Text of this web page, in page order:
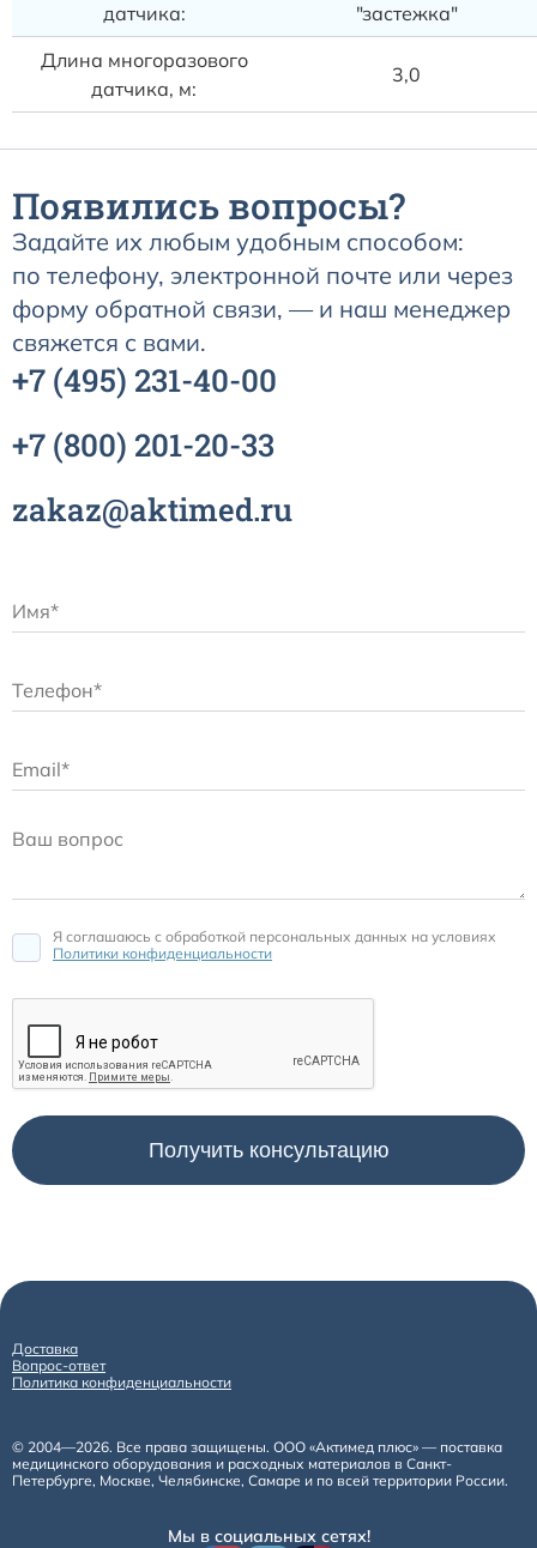
датчика:
"застежка"
Длина многоразового
датчика, м:
3,0
Появились вопросы?
Задайте их любым удобным способом:
по телефону, электронной почте или через
форму обратной связи, — и наш менеджер
свяжется с вами.
+7 (495) 231-40-00
+7 (800) 201-20-33
zakaz@aktimed.ru
Я соглашаюсь c обработкой персональных данных на условиях
Политики конфиденциальности
Доставка
Вопрос-ответ
Политика конфиденциальности
© 2004—2026. Все права защищены. ООО «Актимед плюс» — поставка
медицинского оборудования и расходных материалов в Санкт-
Петербурге, Москве, Челябинске, Самаре и по всей территории России.
Мы в социальных сетях!